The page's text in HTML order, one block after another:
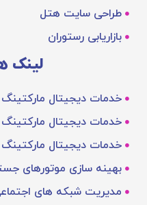
طراحی سایت هتل
بازاریابی رستوران
لینک
خدمات دیجیتال
خدمات دیجیتال مارکتینگ
خدمات دیجیتال
بهینه‌ سازی موتورهای
مدیریت شبکه های